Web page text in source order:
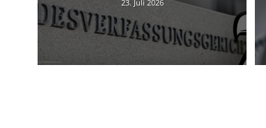
23. Juli 2026